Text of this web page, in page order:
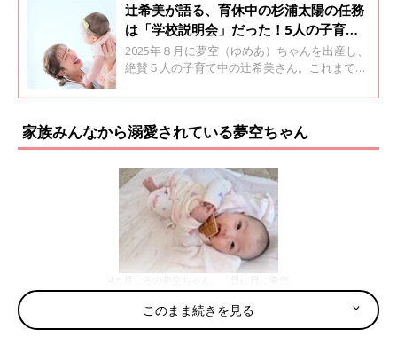
辻希美が語る、育休中の杉浦太陽の任務
は「学校説明会」だった！5人の子育て
事情
2025年８月に夢空（ゆめあ）ちゃんを出産し、
絶賛５人の子育て中の辻希美さん。これまでの
えてもらいました。辻希美さんと夢空ちゃんは
親子で登場しています。
家族みんなから溺愛されている夢空ちゃん
4カ月ごろの夢空ちゃん。「日に日に希空
に似てきたな～と思っていました」と辻
さん（画像は辻希美さんInstagramよ
このまま続きを見る